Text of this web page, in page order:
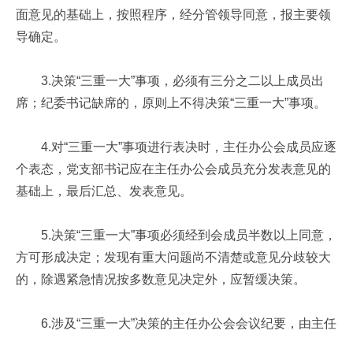
面意见的基础上，按照程序，经分管领导同意，报主要领
导确定。
3.决策“三重一大”事项，必须有三分之二以上成员出
席；纪委书记缺席的，原则上不得决策“三重一大”事项。
4.对“三重一大”事项进行表决时，主任办公会成员应逐
个表态，党支部书记应在主任办公会成员充分发表意见的
基础上，最后汇总、发表意见。
5.决策“三重一大”事项必须经到会成员半数以上同意，
方可形成决定；发现有重大问题尚不清楚或意见分歧较大
的，除遇紧急情况按多数意见决定外，应暂缓决策。
6.涉及“三重一大”决策的主任办公会会议纪要，由主任